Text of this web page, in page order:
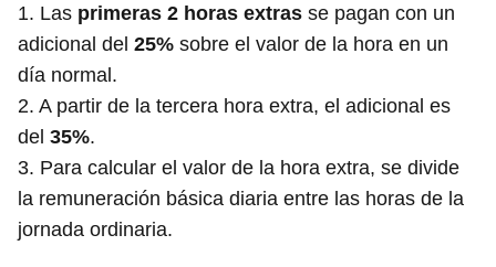
1. Las primeras 2 horas extras se pagan con un
adicional del 25% sobre el valor de la hora en un
día normal.
2. A partir de la tercera hora extra, el adicional es
del 35%.
3. Para calcular el valor de la hora extra, se divide
la remuneración básica diaria entre las horas de la
jornada ordinaria.